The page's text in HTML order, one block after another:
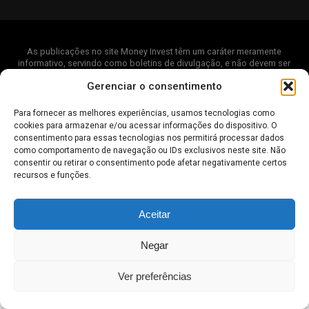
Gerenciar o consentimento
Para fornecer as melhores experiências, usamos tecnologias como
cookies para armazenar e/ou acessar informações do dispositivo. O
consentimento para essas tecnologias nos permitirá processar dados
como comportamento de navegação ou IDs exclusivos neste site. Não
consentir ou retirar o consentimento pode afetar negativamente certos
recursos e funções.
Aceitar
Negar
Ver preferências
As publicações no site Money Invest têm um caráter meramente
informativo, servindo como boletins de divulgação, e não devem ser
: O futuro
dodinheiro.
2018 - 2026 - Money Invest- Todos os direitos reservados